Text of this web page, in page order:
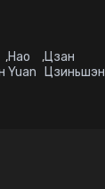
,Hao
Yuan
,Цзан
Цзиньшэн